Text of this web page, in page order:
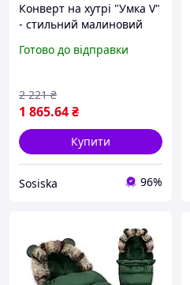
Конверт на хутрі "Умка V"
- стильний малиновий
Готово до відправки
1 865.64₴
2 221 ₴
Купити
Sosiska 96%